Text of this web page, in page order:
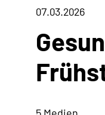
07.03.2026